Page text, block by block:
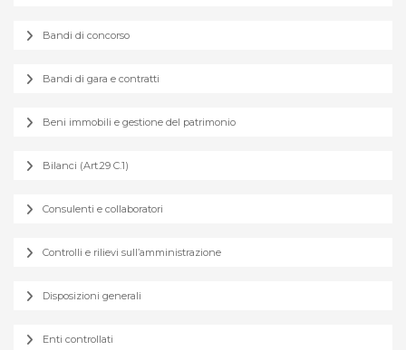
Bandi di concorso
Bandi di gara e contratti
Beni immobili e gestione del patrimonio
Bilanci (Art.29 C.1)
Consulenti e collaboratori
Controlli e rilievi sull’amministrazione
Disposizioni generali
Enti controllati